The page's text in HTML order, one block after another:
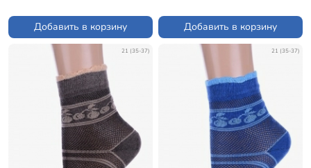
Добавить в корзину Добавить в корзину
21 (35-37) 21 (35-37)